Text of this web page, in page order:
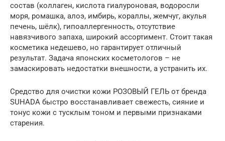
состав (коллаген, кислота гиалуроновая, водоросли
моря, ромашка, алоэ, имбирь, кораллы, жемчуг, акулья
печень, шёлк), гипоаллергенность, отсутствие
навязчивого запаха, широкий ассортимент. Стоит такая
косметика недешево, но гарантирует отличный
результат. Задача японских косметологов – не
замаскировать недостатки внешности, а устранить их.
Средство для очистки кожи РОЗОВЫЙ ГЕЛЬ от бренда
SUHADA быстро восстанавливает свежесть, сияние и
тонус кожи с тусклым тоном и первыми признаками
старения.